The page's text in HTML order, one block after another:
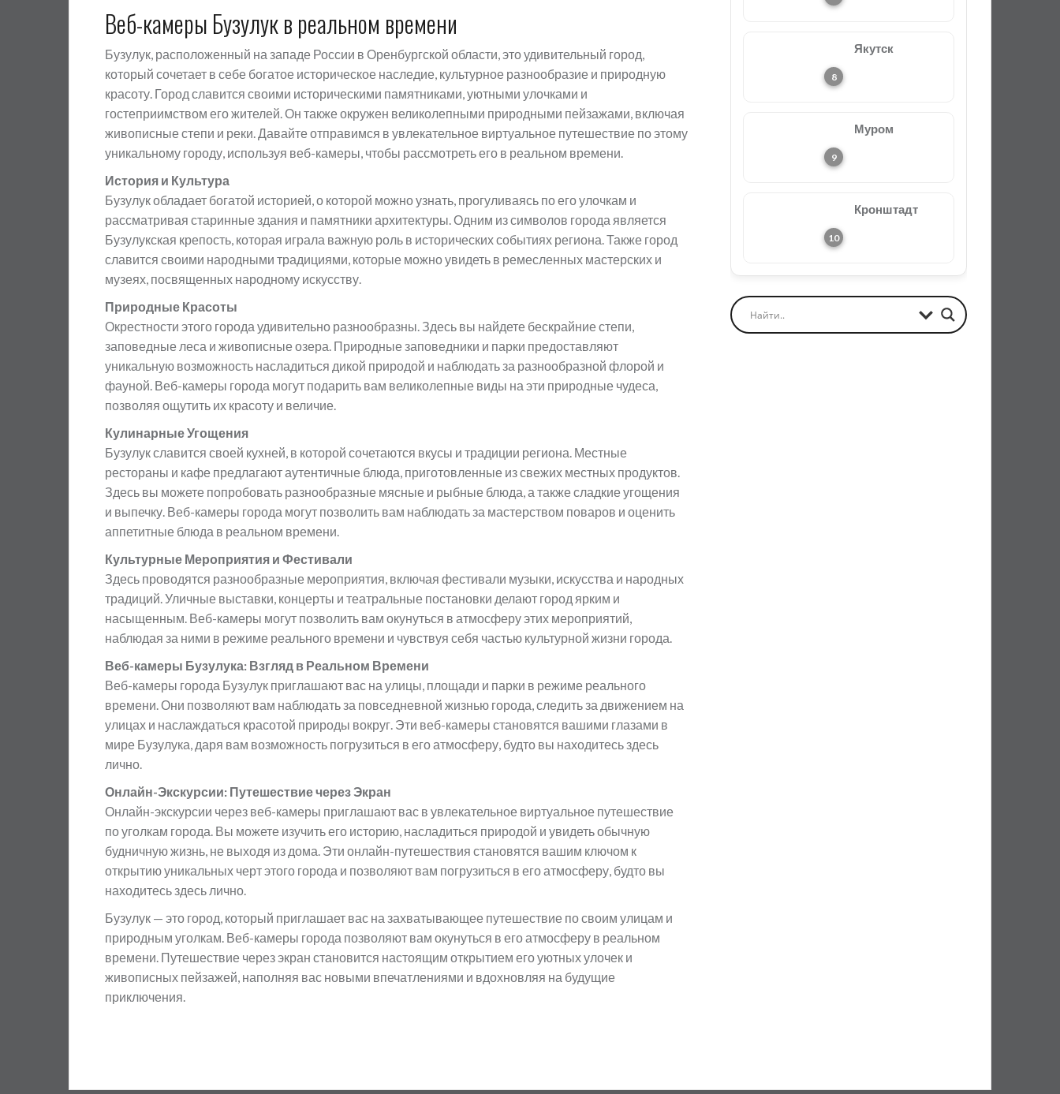
Веб-камеры Бузулук в реальном времени
Бузулук, расположенный на западе России в Оренбургской области, это удивительный город,
который сочетает в себе богатое историческое наследие, культурное разнообразие и природную
красоту. Город славится своими историческими памятниками, уютными улочками и
гостеприимством его жителей. Он также окружен великолепными природными пейзажами, включая
живописные степи и реки. Давайте отправимся в увлекательное виртуальное путешествие по этому
уникальному городу, используя веб-камеры, чтобы рассмотреть его в реальном времени.
История и Культура
Бузулук обладает богатой историей, о которой можно узнать, прогуливаясь по его улочкам и
рассматривая старинные здания и памятники архитектуры. Одним из символов города является
Бузулукская крепость, которая играла важную роль в исторических событиях региона. Также город
славится своими народными традициями, которые можно увидеть в ремесленных мастерских и
музеях, посвященных народному искусству.
Природные Красоты
Окрестности этого города удивительно разнообразны. Здесь вы найдете бескрайние степи,
заповедные леса и живописные озера. Природные заповедники и парки предоставляют
уникальную возможность насладиться дикой природой и наблюдать за разнообразной флорой и
фауной. Веб-камеры города могут подарить вам великолепные виды на эти природные чудеса,
позволяя ощутить их красоту и величие.
Кулинарные Угощения
Бузулук славится своей кухней, в которой сочетаются вкусы и традиции региона. Местные
рестораны и кафе предлагают аутентичные блюда, приготовленные из свежих местных продуктов.
Здесь вы можете попробовать разнообразные мясные и рыбные блюда, а также сладкие угощения
и выпечку. Веб-камеры города могут позволить вам наблюдать за мастерством поваров и оценить
аппетитные блюда в реальном времени.
Культурные Мероприятия и Фестивали
Здесь проводятся разнообразные мероприятия, включая фестивали музыки, искусства и народных
традиций. Уличные выставки, концерты и театральные постановки делают город ярким и
насыщенным. Веб-камеры могут позволить вам окунуться в атмосферу этих мероприятий,
наблюдая за ними в режиме реального времени и чувствуя себя частью культурной жизни города.
Веб-камеры Бузулука: Взгляд в Реальном Времени
Веб-камеры города Бузулук приглашают вас на улицы, площади и парки в режиме реального
времени. Они позволяют вам наблюдать за повседневной жизнью города, следить за движением на
улицах и наслаждаться красотой природы вокруг. Эти веб-камеры становятся вашими глазами в
мире Бузулука, даря вам возможность погрузиться в его атмосферу, будто вы находитесь здесь
лично.
Онлайн-Экскурсии: Путешествие через Экран
Онлайн-экскурсии через веб-камеры приглашают вас в увлекательное виртуальное путешествие
по уголкам города. Вы можете изучить его историю, насладиться природой и увидеть обычную
будничную жизнь, не выходя из дома. Эти онлайн-путешествия становятся вашим ключом к
открытию уникальных черт этого города и позволяют вам погрузиться в его атмосферу, будто вы
находитесь здесь лично.
Бузулук — это город, который приглашает вас на захватывающее путешествие по своим улицам и
природным уголкам. Веб-камеры города позволяют вам окунуться в его атмосферу в реальном
времени. Путешествие через экран становится настоящим открытием его уютных улочек и
живописных пейзажей, наполняя вас новыми впечатлениями и вдохновляя на будущие
приключения.
Якутск
Муром
Кронштадт